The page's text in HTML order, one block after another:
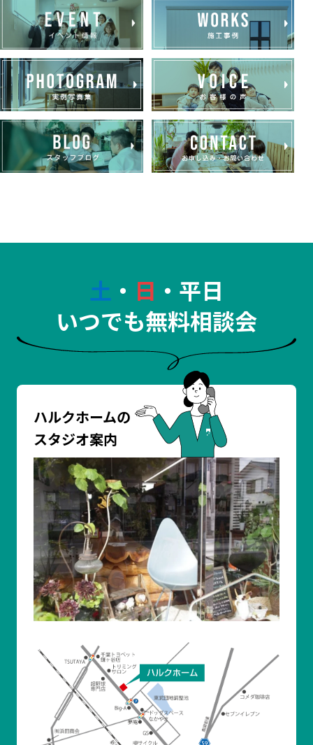
土 ・ 日 ・平日
いつでも無料相談会
ハルクホームの
スタジオ案内